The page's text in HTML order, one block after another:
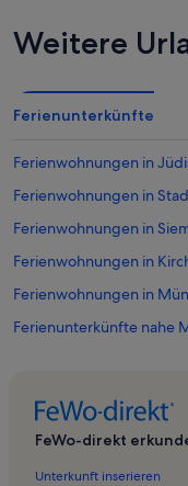
Weitere
Ferienunterkünfte
Ferienwohnungen in
Ferienwohnungen in
Ferienwohnungen in
Ferienwohnungen in
Ferienwohnungen in
Ferienunterkünfte nahe
Ferienwohnungen in
FeWo-direkt
Unterkunft inserieren